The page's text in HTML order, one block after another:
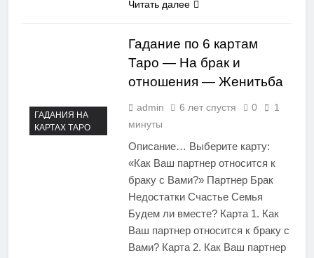
Читать далее
ГАДАНИЯ НА
КАРТАХ ТАРО
Гадание по 6 картам
Таро — На брак и
отношения — Женитьба
admin 6 лет спустя 0
1
минуты
Описание… Выберите карту:
«Как Ваш партнер относится к
браку с Вами?» Партнер Брак
Недостатки Счастье Семья
Будем ли вместе? Карта 1. Как
Ваш партнер относится к браку с
Вами? Карта 2. Как Ваш партнер